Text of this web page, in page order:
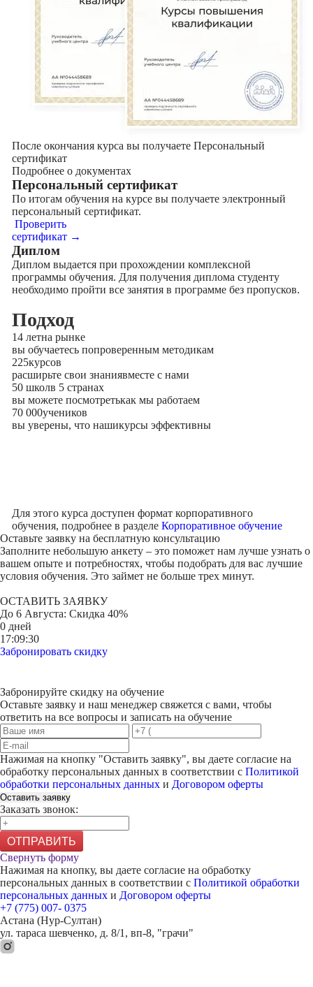
После окончания курса вы получаете Персональный
сертификат
Подробнее о документах
Персональный сертификат
По итогам обучения на курсе вы получаете электронный
персональный сертификат.
Проверить
сертификат →
Диплом
Диплом выдается при прохождении комплексной
программы обучения. Для получения диплома студенту
необходимо пройти все занятия в программе без пропусков.
Подход
14 летна рынке
вы обучаетесь попроверенным методикам
225курсов
расширьте свои знаниявместе с нами
50 школв 5 странах
вы можете посмотретькак мы работаем
70 000учеников
вы уверены, что нашикурсы эффективны
Для этого курса доступен формат корпоративного
обучения, подробнее в разделе Корпоративное обучение
Оставьте заявку на бесплатную консультацию
Заполните небольшую анкету – это поможет нам лучше узнать о
вашем опыте и потребностях, чтобы подобрать для вас лучшие
условия обучения. Это займет не больше трех минут.
ОСТАВИТЬ ЗАЯВКУ
До 6 Августа: Скидка 40%
0 дней
17:09:30
Забронировать скидку
Забронируйте скидку на обучение
Оставьте заявку и наш менеджер свяжется с вами, чтобы
ответить на все вопросы и записать на обучение
Нажимая на кнопку "Оставить заявку", вы даете согласие на
обработку персональных данных в соответствии с Политикой
обработки персональных данных и Договором оферты
Оставить заявку
Заказать звонок:
ОТПРАВИТЬ
Свернуть форму
Нажимая на кнопку, вы даете согласие на обработку
персональных данных в соответствии с Политикой обработки
персональных данных и Договором оферты
+7 (775) 007- 0375
Астана (Нур-Султан)
ул. тараса шевченко, д. 8/1, вп-8, "грачи"